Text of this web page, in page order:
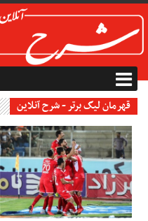
قهرمان لیگ برتر - شرح آنلاین
17 مه 2019